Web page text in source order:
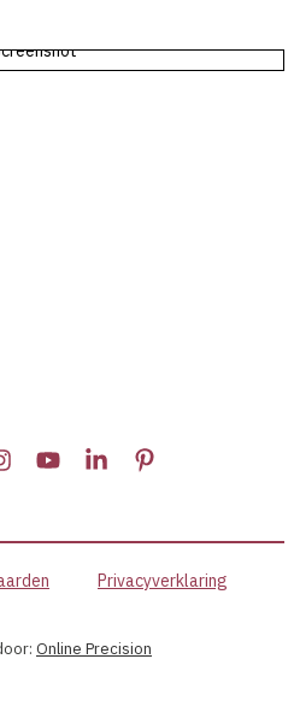
Privacyverklaring
Online Precision